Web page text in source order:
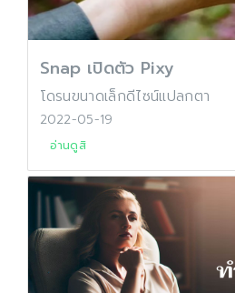
Snap เปิดตัว Pixy
โดรนขนาดเล็กดีไซน์แปลกตา
2022-05-19
อ่านดูสิ